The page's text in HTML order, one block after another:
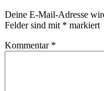
Deine E-Mail-Adresse
Felder sind mit * markiert
Kommentar *